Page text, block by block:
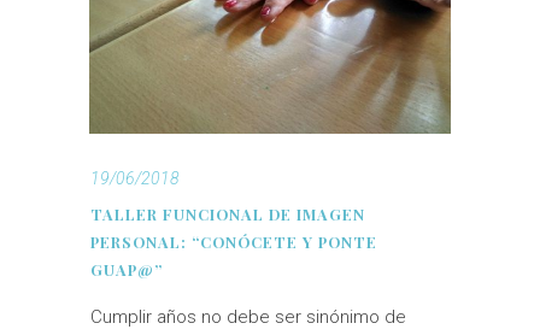
19/06/2018
TALLER FUNCIONAL DE IMAGEN
PERSONAL: “CONÓCETE Y PONTE
GUAP@”
Cumplir años no debe ser sinónimo de